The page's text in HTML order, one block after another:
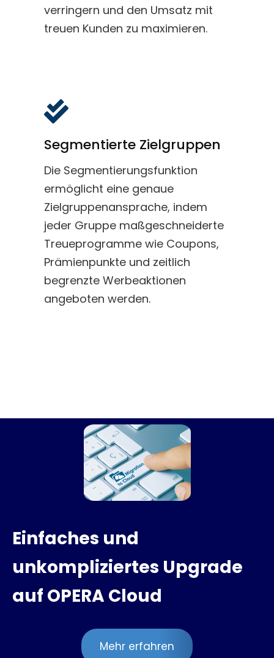
verringern und den Umsatz mit
treuen Kunden zu maximieren.
Segmentierte Zielgruppen
Die Segmentierungsfunktion
ermöglicht eine genaue
Zielgruppenansprache, indem
jeder Gruppe maßgeschneiderte
Treueprogramme wie Coupons,
Prämienpunkte und zeitlich
begrenzte Werbeaktionen
angeboten werden.
Einfaches und
unkompliziertes Upgrade
auf OPERA Cloud
Mehr erfahren